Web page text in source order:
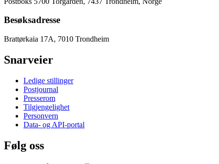
Besøksadresse
Brattørkaia 17A, 7010 Trondheim
Snarveier
Ledige stillinger
Postjournal
Presserom
Tilgjengelighet
Personvern
Data- og API-portal
Følg oss